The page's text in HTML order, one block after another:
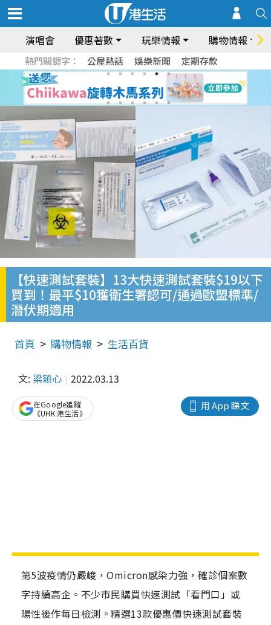
演唱會 優惠著數 玩樂情報 購物情報
熱門關鍵字： 公屋熱話 娛樂新聞 定期存款
【快速測試套裝】13大快速測試套裝$19以下
買到！最平$10獲衛生署認可/通過歐盟標準/
潛伏期適用
首頁 購物情報 生活百貨
文: 梁穎心 2022.03.13
用 App 睇文
在Google追蹤
《UHK 港生活》
第5波疫情仍嚴峻，Omicron感染力強，確診個案數
字持續高企。不少市民購買快速測試「看門口」或
陽性後作每日檢測。精選13款優惠價快速測試套裝